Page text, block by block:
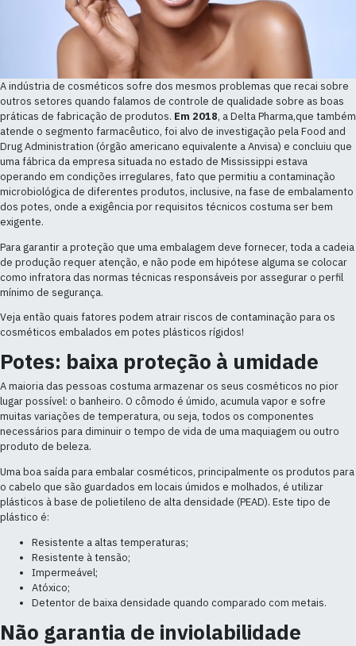
A indústria de cosméticos sofre dos mesmos problemas que recai sobre
outros setores quando falamos de controle de qualidade sobre as boas
práticas de fabricação de produtos. Em 2018, a Delta Pharma,que também
atende o segmento farmacêutico, foi alvo de investigação pela Food and
Drug Administration (órgão americano equivalente a Anvisa) e concluiu que
uma fábrica da empresa situada no estado de Mississippi estava
operando em condições irregulares, fato que permitiu a contaminação
microbiológica de diferentes produtos, inclusive, na fase de embalamento
dos potes, onde a exigência por requisitos técnicos costuma ser bem
exigente.
Para garantir a proteção que uma embalagem deve fornecer, toda a cadeia
de produção requer atenção, e não pode em hipótese alguma se colocar
como infratora das normas técnicas responsáveis por assegurar o perfil
mínimo de segurança.
Veja então quais fatores podem atrair riscos de contaminação para os
cosméticos embalados em potes plásticos rígidos!
Potes: baixa proteção à umidade
A maioria das pessoas costuma armazenar os seus cosméticos no pior
lugar possível: o banheiro. O cômodo é úmido, acumula vapor e sofre
muitas variações de temperatura, ou seja, todos os componentes
necessários para diminuir o tempo de vida de uma maquiagem ou outro
produto de beleza.
Uma boa saída para embalar cosméticos, principalmente os produtos para
o cabelo que são guardados em locais úmidos e molhados, é utilizar
plásticos à base de polietileno de alta densidade (PEAD). Este tipo de
plástico é:
Resistente a altas temperaturas;
Resistente à tensão;
Impermeável;
Atóxico;
Detentor de baixa densidade quando comparado com metais.
Não garantia de inviolabilidade